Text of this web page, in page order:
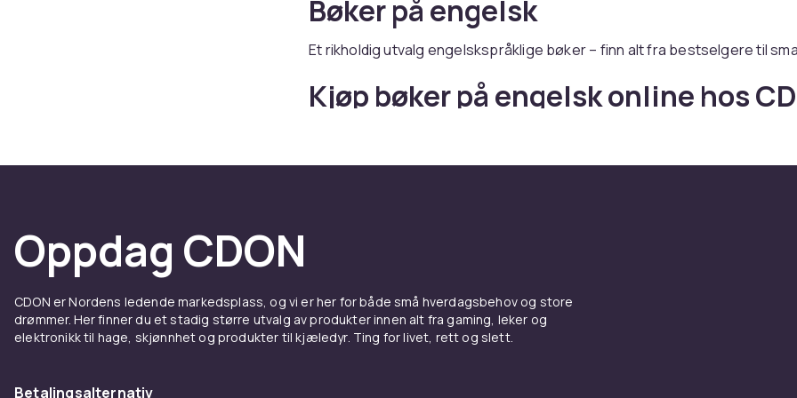
Bøker på engelsk
Et rikholdig utvalg engelskspråklige bøker – finn alt fra bestselgere til
Kjøp bøker på engelsk online hos
Oppdag CDON
CDON er Nordens ledende markedsplass, og vi er her for både små hverdagsbehov og store
drømmer. Her finner du et stadig større utvalg av produkter innen alt fra gaming, leker og
elektronikk til hage, skjønnhet og produkter til kjæledyr. Ting for livet, rett og slett.
Betalingsalternativ